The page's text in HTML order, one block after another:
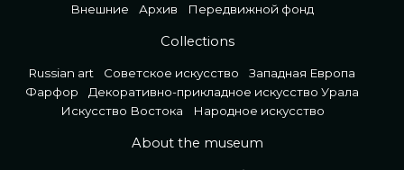
Внешние
Архив Передвижной фонд
Collections
Russian art Советское искусство
Западная Европа
Фарфор
Декоративно-прикладное искусство Урала
Искусство Востока
Народное искусство
About the museum